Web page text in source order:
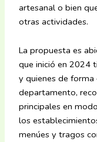
artesanal o bien
otras actividades.
La propuesta es
que inició en 2024
y quienes de
departamento,
principales en
los
menúes y tragos